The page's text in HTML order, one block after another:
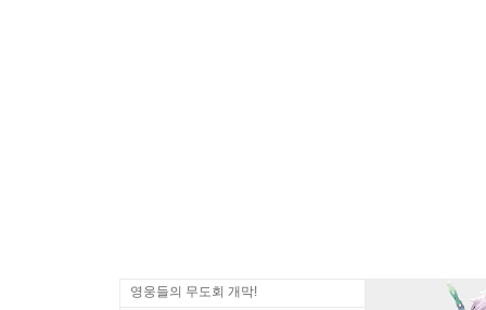
영웅들의 무도회 개막!